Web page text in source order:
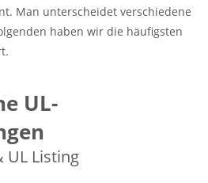
Man unterscheidet verschiedene
haben wir die häufigsten
UL-
UL Listing